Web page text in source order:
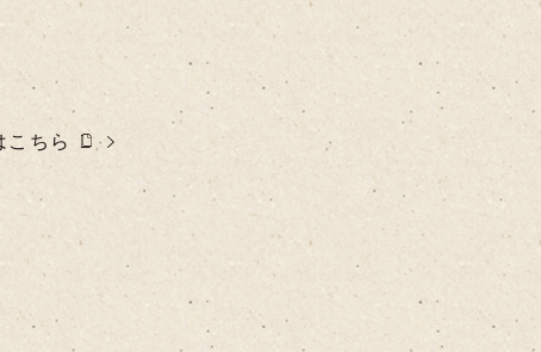
ちら